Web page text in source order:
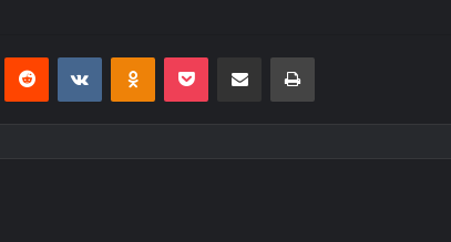
Reddit VKontakteOdnoklassniki
Pocket E-Posta ile paylaş Yazdır